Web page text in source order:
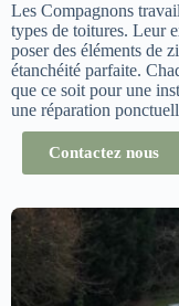
Les Compagnons
types de toitures. Leur
poser des éléments de
étanchéité parfaite.
que ce soit pour une
une réparation
Contactez nous